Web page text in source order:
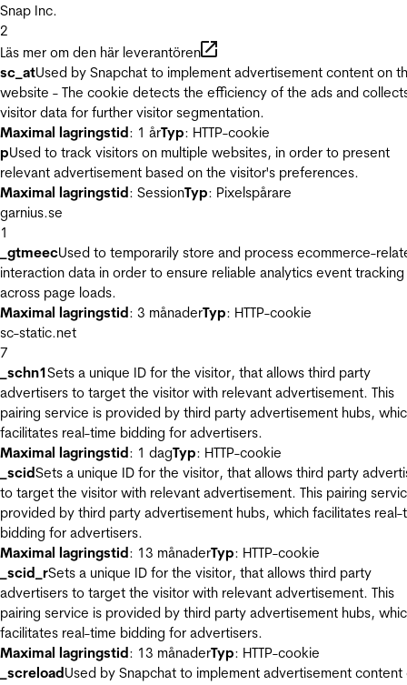
Snap Inc.
2
Läs mer om den här leverantören
sc_atUsed by Snapchat to implement advertisement content on
website - The cookie detects the efficiency of the ads and
visitor data for further visitor segmentation.
Maximal lagringstid: 1 årTyp: HTTP-cookie
pUsed to track visitors on multiple websites, in order to present
relevant advertisement based on the visitor's preferences.
Maximal lagringstid: SessionTyp: Pixelspårare
garnius.se
1
_gtmeecUsed to temporarily store and process ecommerce-
interaction data in order to ensure reliable analytics event tracking
across page loads.
Maximal lagringstid: 3 månaderTyp: HTTP-cookie
sc-static.net
7
_schn1Sets a unique ID for the visitor, that allows third party
advertisers to target the visitor with relevant advertisement. This
pairing service is provided by third party advertisement hubs,
facilitates real-time bidding for advertisers.
Maximal lagringstid: 1 dagTyp: HTTP-cookie
_scidSets a unique ID for the visitor, that allows third party
to target the visitor with relevant advertisement. This pairing
provided by third party advertisement hubs, which facilitates real-
bidding for advertisers.
Maximal lagringstid: 13 månaderTyp: HTTP-cookie
_scid_rSets a unique ID for the visitor, that allows third party
advertisers to target the visitor with relevant advertisement. This
pairing service is provided by third party advertisement hubs,
facilitates real-time bidding for advertisers.
Maximal lagringstid: 13 månaderTyp: HTTP-cookie
_screloadUsed by Snapchat to implement advertisement content